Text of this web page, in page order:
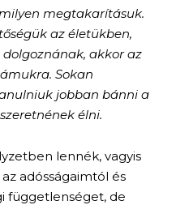
megtakarításuk.
az életükben,
akkor az
Sokan
jobban bánni a
élni.
lennék, vagyis
adósságaimtól és
függetlenséget, de